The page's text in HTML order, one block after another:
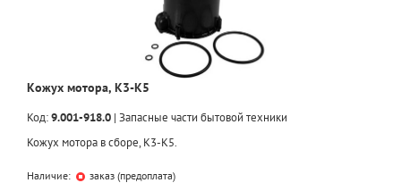
Кожух мотора, K3-K5
Код:9.001-918.0 | Запасные части бытовой техники
Кожух мотора в сборе, K3-K5.
Наличие: заказ (предоплата)